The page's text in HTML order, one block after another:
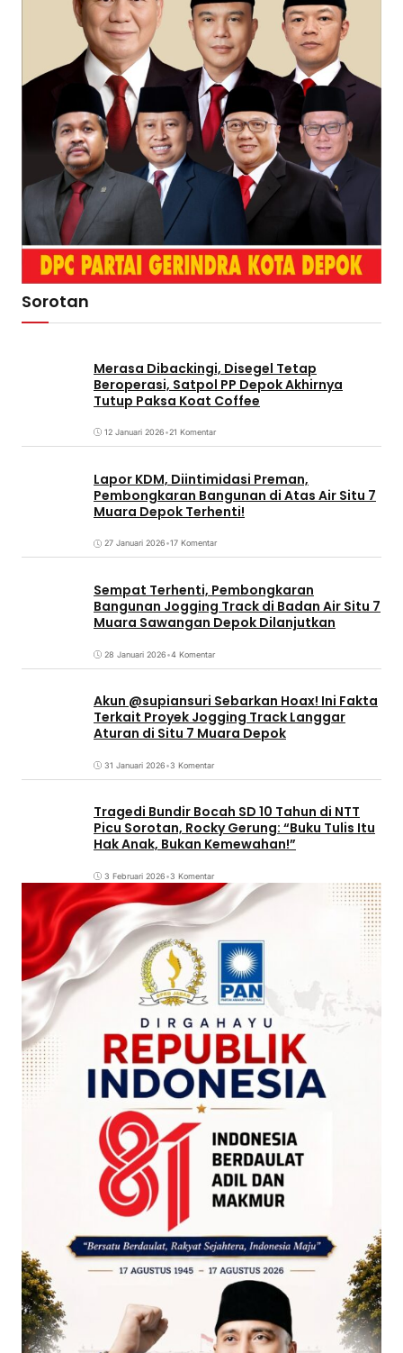
Sorotan
Merasa Dibackingi, Disegel Tetap
Beroperasi, Satpol PP Depok Akhirnya
Tutup Paksa Koat Coffee
12 Januari 2026•21 Komentar
Lapor KDM, Diintimidasi Preman,
Pembongkaran Bangunan di Atas Air Situ 7
Muara Depok Terhenti!
27 Januari 2026•17 Komentar
Sempat Terhenti, Pembongkaran
Bangunan Jogging Track di Badan Air Situ 7
Muara Sawangan Depok Dilanjutkan
28 Januari 2026•4 Komentar
Akun @supiansuri Sebarkan Hoax! Ini Fakta
Terkait Proyek Jogging Track Langgar
Aturan di Situ 7 Muara Depok
31 Januari 2026•3 Komentar
Tragedi Bundir Bocah SD 10 Tahun di NTT
Picu Sorotan, Rocky Gerung: “Buku Tulis Itu
Hak Anak, Bukan Kemewahan!”
3 Februari 2026•3 Komentar